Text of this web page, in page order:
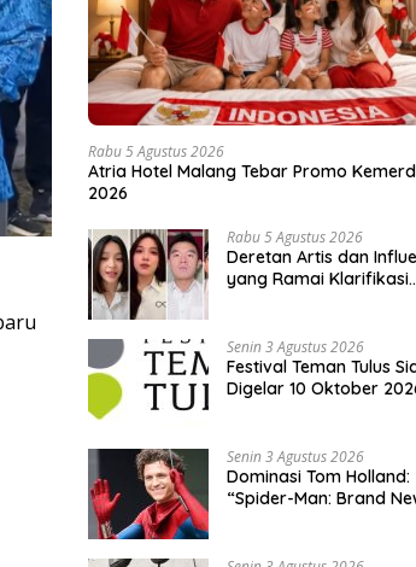
Rabu 5 Agustus 2026
Atria Hotel Malang Tebar Promo
2026
Rabu 5 Agustus 2026
Deretan Artis dan
yang Ramai Klarifikasi
Senin 3 Agustus 2026
Festival Teman Tulus
Digelar 10 Oktober
Senin 3 Agustus 2026
Dominasi Tom Holland:
“Spider-Man: Brand